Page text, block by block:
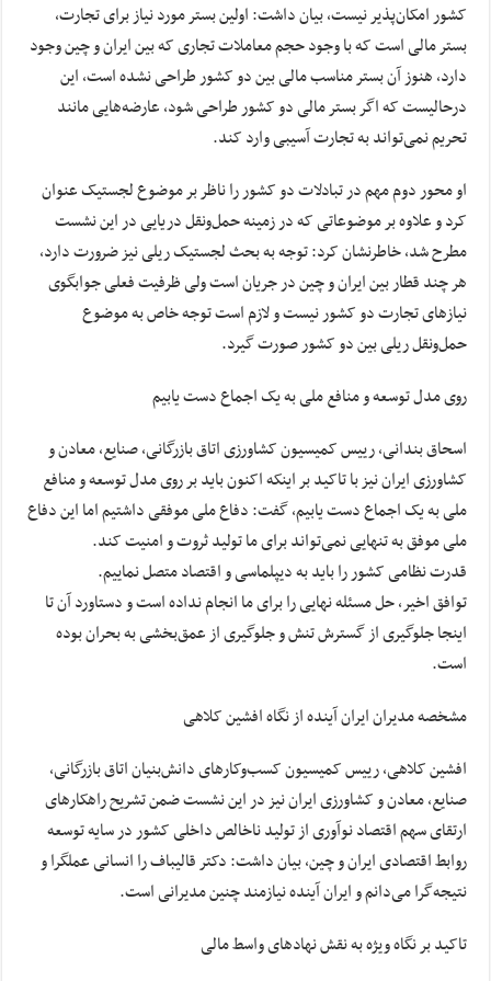
کشور امکان‌پذیر نیست، بیان داشت: اولین بستر مورد نیاز برای تجارت،
بستر مالی است که با وجود حجم معاملات تجاری که بین ایران و چین وجود
دارد، هنوز آن بستر مناسب مالی بین دو کشور طراحی نشده است، این
درحالیست که اگر بستر مالی دو کشور طراحی شود، عارضه‌هایی مانند
تحریم نمی‌تواند به تجارت آسیبی وارد کند.
او محور دوم مهم در تبادلات دو کشور را ناظر بر موضوع لجستیک عنوان
کرد و علاوه بر موضوعاتی که در زمینه حمل‌ونقل دریایی در این نشست
مطرح شد، خاطرنشان کرد: توجه به بحث لجستیک ریلی نیز ضرورت دارد،
هر چند قطار بین ایران و چین در جریان است ولی ظرفیت فعلی جوابگوی
نیازهای تجارت دو کشور نیست و لازم است توجه خاص به موضوع
حمل‌ونقل ریلی بین دو کشور صورت گیرد.
روی مدل توسعه و منافع ملی به یک اجماع دست یابیم
اسحاق بندانی، رییس کمیسیون کشاورزی اتاق بازرگانی، صنایع، معادن و
کشاورزی ایران نیز با تاکید بر اینکه اکنون باید بر روی مدل توسعه و منافع
ملی به یک اجماع دست یابیم، گفت: دفاع ملی موفقی داشتیم اما این دفاع
ملی موفق به تنهایی نمی‌تواند برای ما تولید ثروت و امنیت کند.
قدرت نظامی کشور را باید به دیپلماسی و اقتصاد متصل نماییم.
توافق اخیر، حل مسئله نهایی را برای ما انجام نداده است و دستاورد آن تا
اینجا جلوگیری از گسترش تنش و جلوگیری از عمق‌بخشی به بحران بوده
است.
مشخصه مدیران ایران آینده از نگاه افشین کلاهی
افشین کلاهی، رییس کمیسیون کسب‌وکارهای دانش‌بنیان اتاق بازرگانی،
صنایع، معادن و کشاورزی ایران نیز در این نشست ضمن تشریح راهکارهای
ارتقای سهم اقتصاد نوآوری از تولید ناخالص داخلی کشور در سایه توسعه
روابط اقتصادی ایران و چین، بیان داشت: دکتر قالیباف را انسانی عملگرا و
نتیجه‌گرا می‌دانم و ایران آینده نیازمند چنین مدیرانی است.
تاکید بر نگاه ویژه به نقش نهادهای واسط مالی